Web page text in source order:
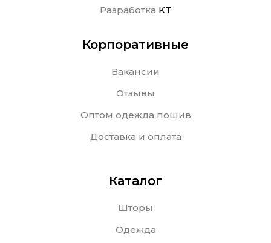
Разработка KT
Корпоративные
Вакансии
Отзывы
Оптом одежда пошив
Доставка и оплата
Каталог
Шторы
Одежда